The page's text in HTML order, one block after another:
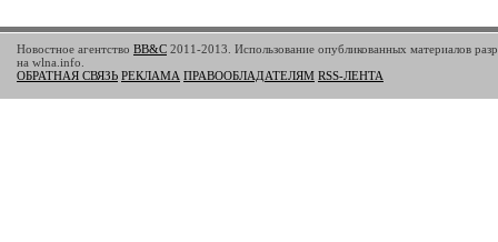
Новостное агентство BB&C 2011-2013. Использование опубликованных материалов
на wlna.info.
ОБРАТНАЯ СВЯЗЬ РЕКЛАМА ПРАВООБЛАДАТЕЛЯМ RSS-ЛЕНТА